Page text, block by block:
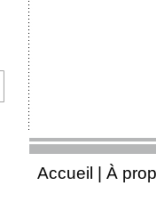
Accueil À